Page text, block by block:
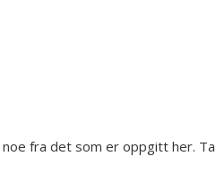
noe fra det som er oppgitt her.